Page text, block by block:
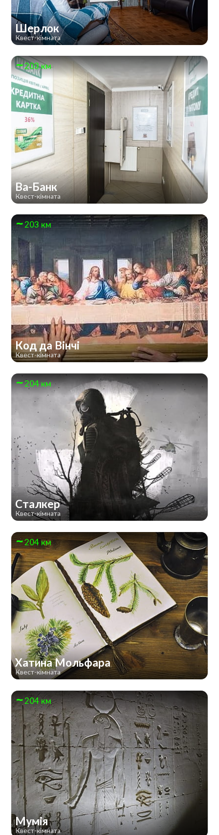
Шерлок
Квест-кімната
203 км
Ва-Банк
Квест-кімната
203 км
Код да Вінчі
Квест-кімната
204 км
Сталкер
Квест-кімната
204 км
Хатина Мольфара
Квест-кімната
204 км
Мумія
Квест-кімната